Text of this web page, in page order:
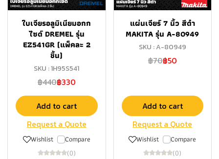
ใบเจียรอลูมิเนียมอกก
ไซด์ DREMEL รุ่น
EZ541GR (แพ็คละ 2
ชิ้น)
SKU : 1H95S541
฿440฿330
Add to cart
Request a Quote
Wishlist Compare
(0)
แผ่นเจียร์ 7 นิ้ว สีดำ
MAKITA รุ่น A-80949
SKU : A-80949
฿70฿50
Add to cart
Request a Quote
Wishlist Compare
(0)